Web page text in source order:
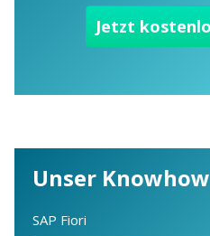
Unser Knowhow
SAP Fiori